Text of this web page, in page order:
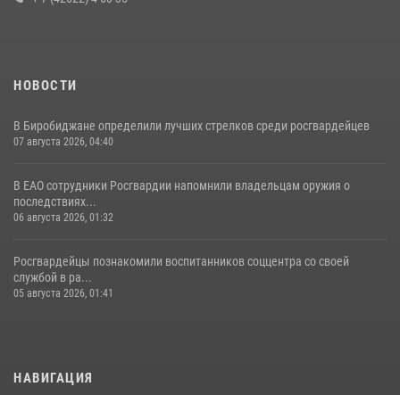
НОВОСТИ
В Биробиджане определили лучших стрелков среди росгвардейцев
07 августа 2026, 04:40
В ЕАО сотрудники Росгвардии напомнили владельцам оружия о
последствиях...
06 августа 2026, 01:32
Росгвардейцы познакомили воспитанников соццентра со своей
службой в ра...
05 августа 2026, 01:41
НАВИГАЦИЯ